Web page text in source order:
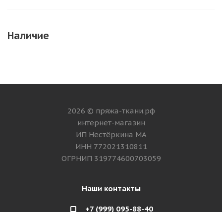
Наличие
2026 © пряжа-ткани.рф
интернет-магазин
ИП Нестёркина МА
ИНН 772021310811
ОГРНИП 319774600703059
Наши контакты
+7 (999) 095-88-40